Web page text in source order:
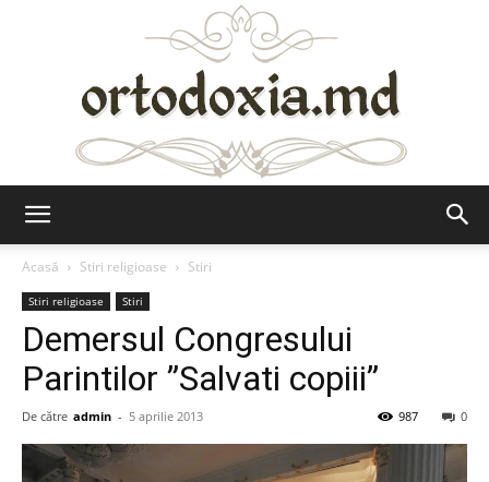
Acasă
Stiri religioase Stiri
Stiri religioase Stiri
Demersul Congresului
Parintilor ”Salvati copiii”
De către admin - 5 aprilie 2013 0
987